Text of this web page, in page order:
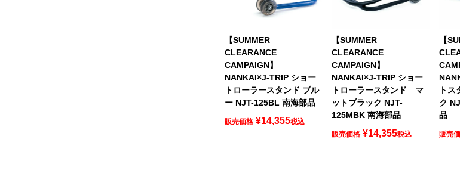
【SUMMER
CLEARANCE
CAMPAIGN】
NANKAI×J-TRIP ショー
トローラースタンド ブル
ー NJT-125BL 南海部品
販売価格 ¥14,355税込
【SUMMER
CLEARANCE
CAMPAIGN】
NANKAI×J-TRIP ショー
トローラースタンド マ
ットブラック NJT-
125MBK 南海部品
販売価格 ¥14,355税込
【
トス
ク
品
販売